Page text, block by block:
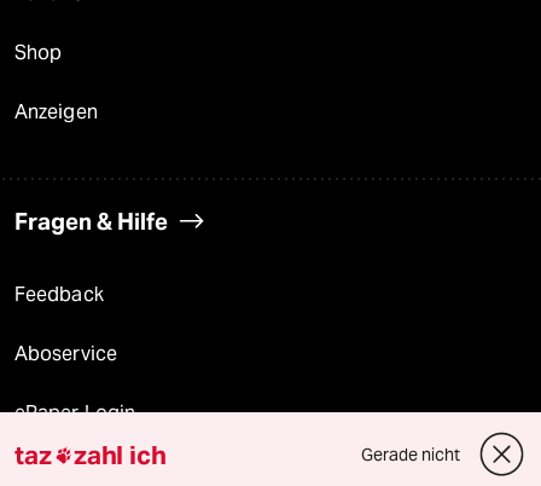
Shop
Anzeigen
Fragen & Hilfe
Feedback
Aboservice
ePaper Login
Downloads für Abonnierende
taz zahl ich Gerade nicht